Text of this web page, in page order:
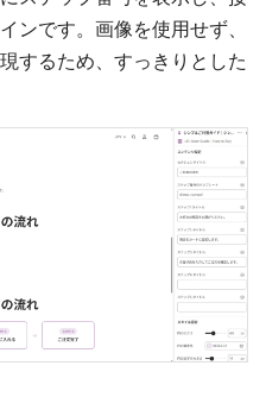
ンです。画像を使用せず、
するため、すっきりとした